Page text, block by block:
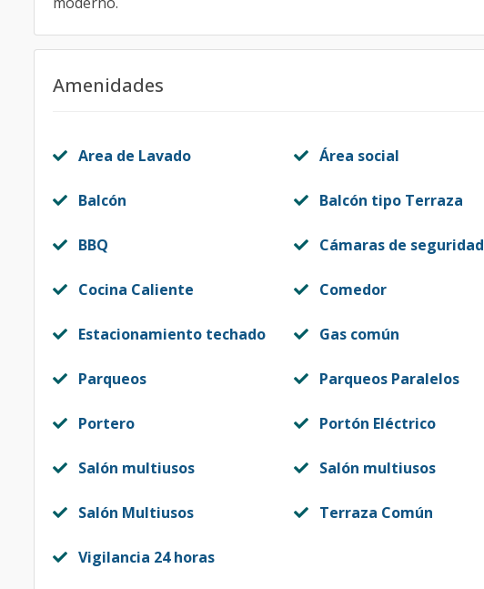
Amenidades
Area de Lavado Área social
Balcón Balcón tipo Terraza
BBQ Cámaras de seguridad
Cocina Caliente Comedor
Estacionamiento techado Gas común
Parqueos Parqueos Paralelos
Portero Portón Eléctrico
Salón multiusos Salón multiusos
Salón Multiusos Terraza Común
Vigilancia 24 horas